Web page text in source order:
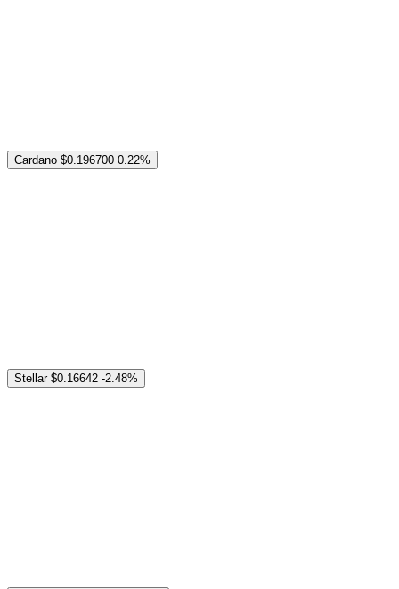
Cardano $0.196700 0.22%
Stellar $0.16642 -2.48%